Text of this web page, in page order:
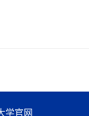
学官网